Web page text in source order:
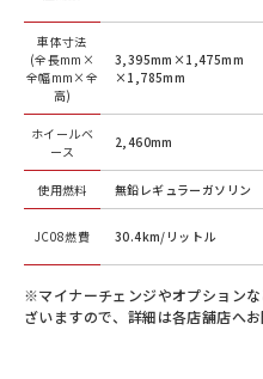
車体寸法
(全長mm×
全幅mm×全
高)
3,395mm×1,475mm
×1,785mm
ホイールベ
ース
2,460mm
使用燃料 無鉛レギュラーガソリン
JC08燃費 30.4km/リットル
※マイナーチェンジやオプション
ざいますので、詳細は各店舗店へお